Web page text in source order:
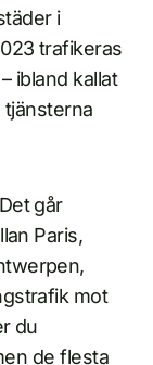
i
trafikeras
ibland kallat
tjänsterna
går
Paris,
mot
du
de flesta